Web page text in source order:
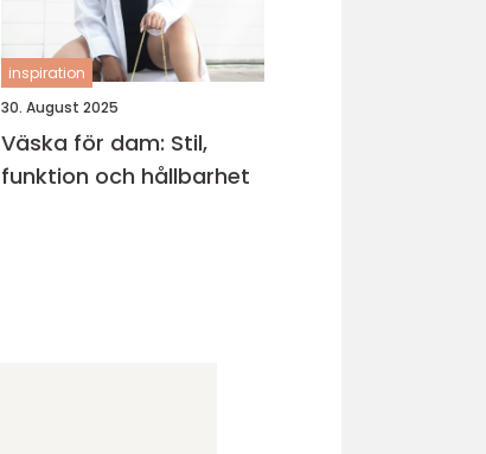
inspiration
30. August 2025
Väska för dam: Stil,
funktion och hållbarhet